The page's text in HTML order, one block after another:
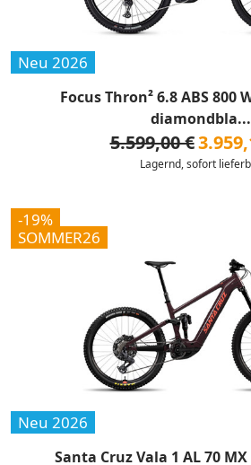
Neu 2026
Focus Thron² 6.8 ABS 800
diamondbla...
5.599,00 €
Lagernd, sofort
-19%
SOMMER26
Neu 2026
Santa Cruz Vala 1 AL 70